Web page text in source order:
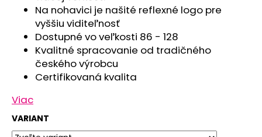
Na nohavici je našité reflexné logo pre
vyššiu viditeľnosť
Dostupné vo veľkosti 86 - 128
Kvalitné spracovanie od tradičného
českého výrobcu
Certifikovaná kvalita
Viac
VARIANT
MELÍR
€10,47